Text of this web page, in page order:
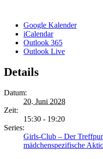
Google Kalender
iCalendar
Outlook 365
Outlook Live
Details
Datum:
20. Juni 2028
Zeit:
15:30 - 19:20
Series:
Girls-Club – Der
mädchenspezifische